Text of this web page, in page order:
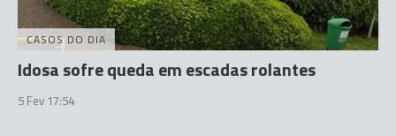
CASOS DO DIA
Idosa sofre queda em escadas rolantes
5 Fev 17:54